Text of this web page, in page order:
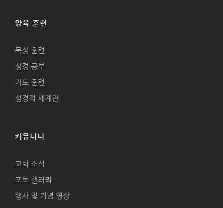
양육 훈련
묵상 훈련
성경 공부
기도 훈련
성경적 세계관
커뮤니티
교회 소식
포토 갤러리
행사 및 기념 영상